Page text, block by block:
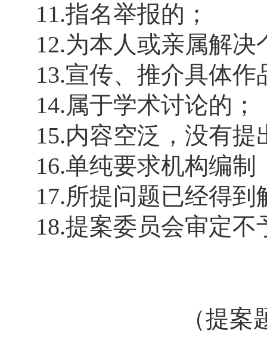
11.指名举报的；
12.为本人或亲属解决
13.宣传、推介具体作
14.属于学术讨论的；
15.内容空泛，没有
16.单纯要求机构编
17.所提问题已经得到
18.提案委员会审定
（提